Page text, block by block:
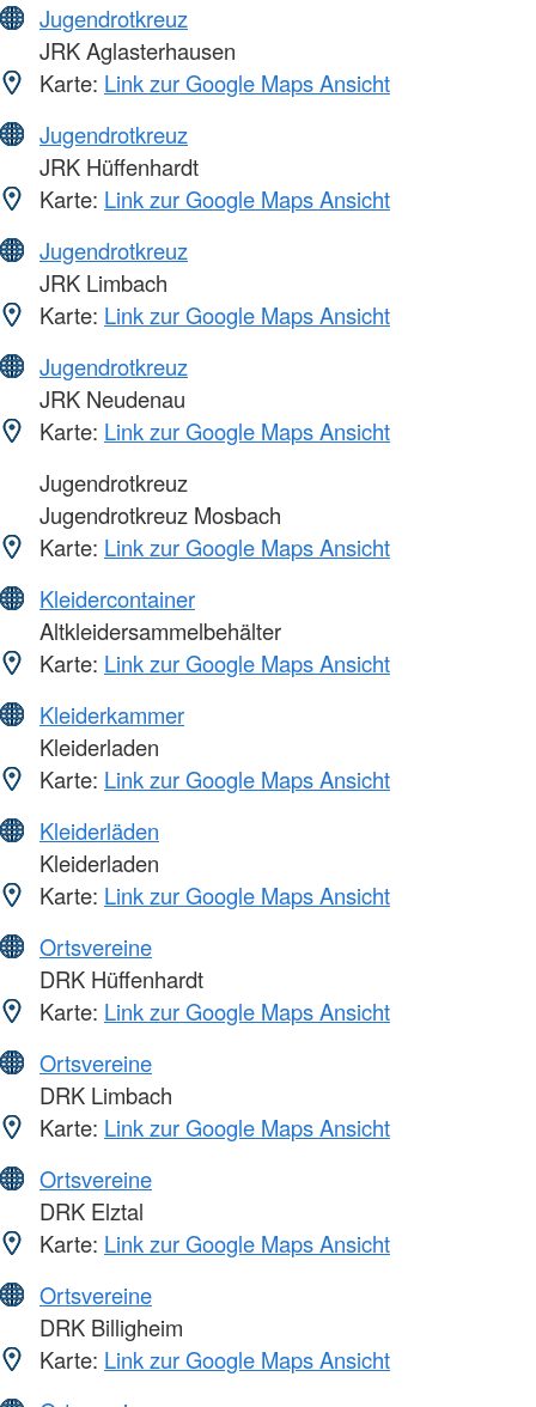
Jugendrotkreuz
JRK Aglasterhausen
Karte: Link zur Google Maps Ansicht
Jugendrotkreuz
JRK Hüffenhardt
Karte: Link zur Google Maps Ansicht
Jugendrotkreuz
JRK Limbach
Karte: Link zur Google Maps Ansicht
Jugendrotkreuz
JRK Neudenau
Karte: Link zur Google Maps Ansicht
Jugendrotkreuz
Jugendrotkreuz Mosbach
Karte: Link zur Google Maps Ansicht
Kleidercontainer
Altkleidersammelbehälter
Karte: Link zur Google Maps Ansicht
Kleiderkammer
Kleiderladen
Karte: Link zur Google Maps Ansicht
Kleiderläden
Kleiderladen
Karte: Link zur Google Maps Ansicht
Ortsvereine
DRK Hüffenhardt
Karte: Link zur Google Maps Ansicht
Ortsvereine
DRK Limbach
Karte: Link zur Google Maps Ansicht
Ortsvereine
DRK Elztal
Karte: Link zur Google Maps Ansicht
Ortsvereine
DRK Billigheim
Karte: Link zur Google Maps Ansicht